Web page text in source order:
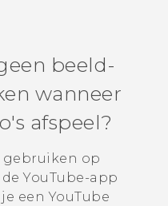
beeld-
wanneer
afspeel?
op
deYouTube-app
je eenYouTube